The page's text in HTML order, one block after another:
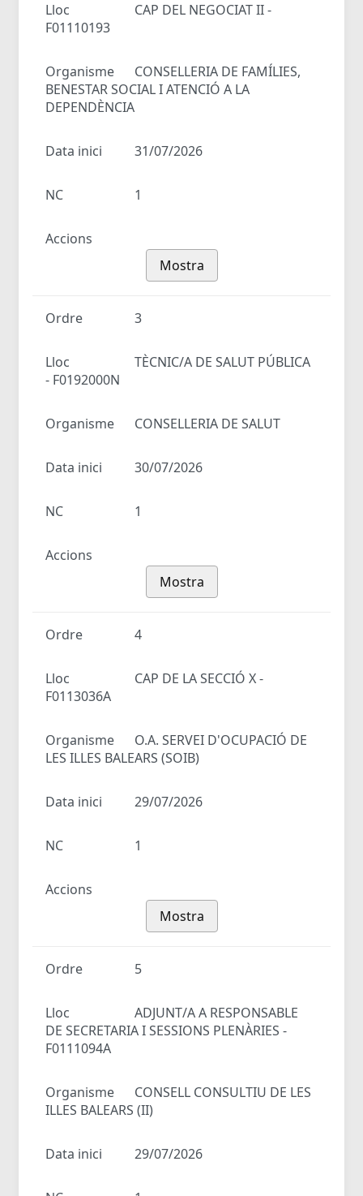
Lloc
CAP DEL NEGOCIAT II -
F01110193
Organisme
CONSELLERIA DE FAMÍLIES,
BENESTAR SOCIAL I ATENCIÓ A LA
DEPENDÈNCIA
Data inici 31/07/2026
NC 1
Accions
Mostra
Ordre 3
Lloc
TÈCNIC/A DE SALUT PÚBLICA
- F0192000N
Organisme CONSELLERIA DE SALUT
Data inici 30/07/2026
NC 1
Accions
Mostra
Ordre 4
Lloc
CAP DE LA SECCIÓ X -
F0113036A
Organisme
O.A. SERVEI D'OCUPACIÓ DE
LES ILLES BALEARS (SOIB)
Data inici 29/07/2026
NC 1
Accions
Mostra
Ordre 5
Lloc
ADJUNT/A A RESPONSABLE
DE SECRETARIA I SESSIONS PLENÀRIES -
F0111094A
Organisme
CONSELL CONSULTIU DE LES
ILLES BALEARS (II)
Data inici 29/07/2026